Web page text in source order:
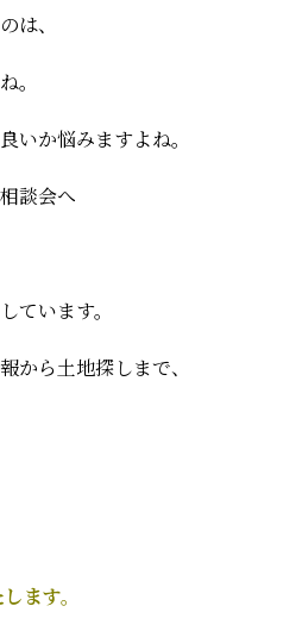
は、
。
いか悩みますよね。
談会へ
ています。
から土地探しまで、
ます。